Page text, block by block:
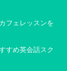
フェレッスンを
すめ英会話スク